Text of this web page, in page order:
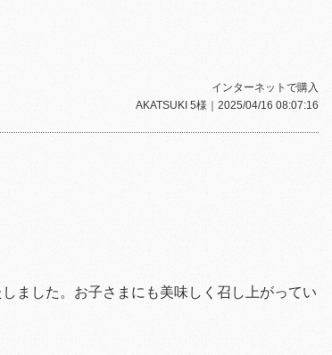
インターネットで購入
AKATSUKI 5様 ｜2025/04/16 08:07:16
ました。お子さまにも美味しく召し上がってい